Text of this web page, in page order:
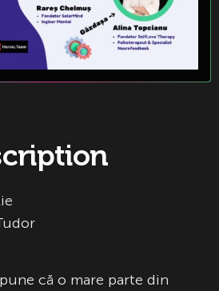
că o mare parte din